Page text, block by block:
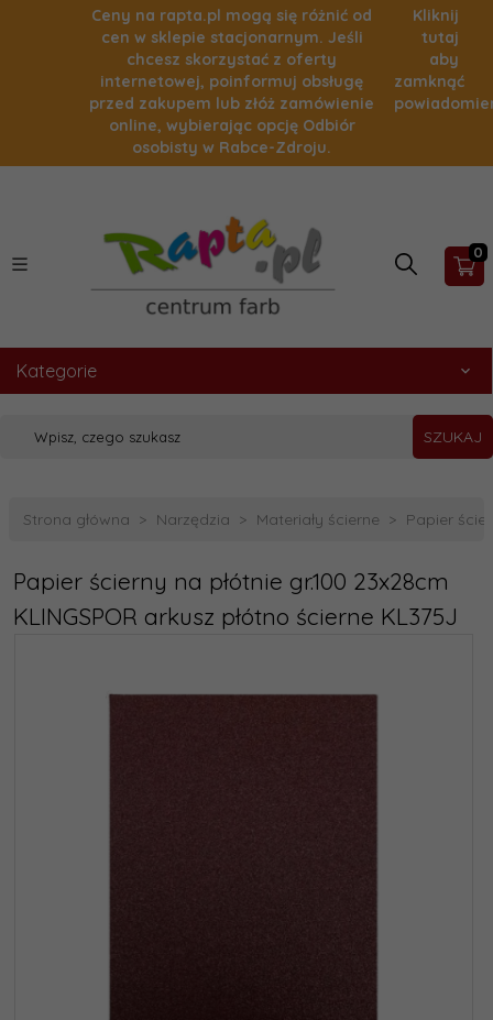
Ceny na rapta.pl mogą się różnić od
cen w sklepie stacjonarnym. Jeśli
chcesz skorzystać z oferty
internetowej, poinformuj obsługę
przed zakupem lub złóż zamówienie
online, wybierając opcję Odbiór
osobisty w Rabce-Zdroju.
Kliknij
tutaj
aby
zamknąć
0
Kategorie
SZUKAJ
Strona główna Narzędzia Materiały ścierne Papier
Papier ścierny na płótnie gr.100 23x28cm
KLINGSPOR arkusz płótno ścierne KL375J